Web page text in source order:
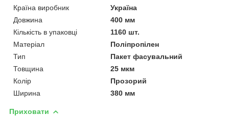
Країна виробник
Україна
Довжина
400 мм
Кількість в упаковці
1160 шт.
Матеріал
Поліпропілен
Тип
Пакет фасувальний
Товщина
25 мкм
Колір
Прозорий
Ширина
380 мм
Приховати